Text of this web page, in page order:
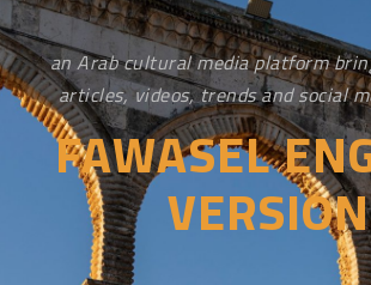
an Arab cultural media platform
articles, videos, trends and social
FAWASEL
VERSION